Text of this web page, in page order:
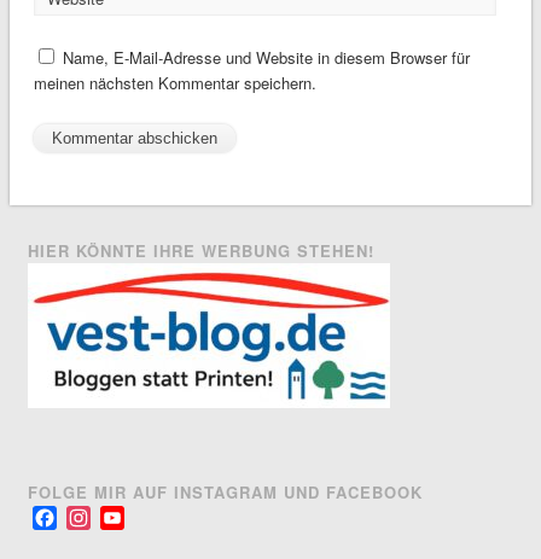
Name, E-Mail-Adresse und Website in diesem Browser für
meinen nächsten Kommentar speichern.
HIER KÖNNTE IHRE WERBUNG STEHEN!
FOLGE MIR AUF INSTAGRAM UND FACEBOOK
FacebookInstagram